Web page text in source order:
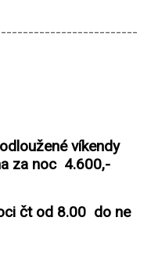
víkendy
za noc 4.600,-
8.00 do ne